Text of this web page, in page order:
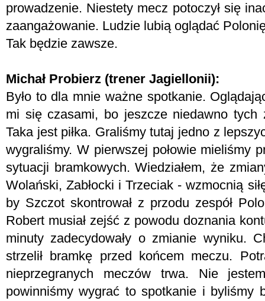
prowadzenie. Niestety mecz potoczył się
zaangażowanie. Ludzie lubią oglądać
Tak będzie zawsze.
Michał Probierz (trener Jagiellonii):
Było to dla mnie ważne spotkanie.
mi się czasami, bo jeszcze niedawno tych
Taka jest piłka. Graliśmy tutaj jedno z
wygraliśmy. W pierwszej połowie mieliśmy
sytuacji bramkowych. Wiedziałem, że
Wolański, Zabłocki i Trzeciak - wzmocnią
by Szczot skontrował z przodu zespół
Robert musiał zejść z powodu doznania
minuty zadecydowały o zmianie wyniku.
strzelił bramkę przed końcem meczu.
nieprzegranych meczów trwa. Nie
powinniśmy wygrać to spotkanie i byliśmy